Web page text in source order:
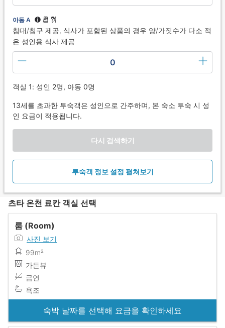
아동 A
침대/침구 제공, 식사가 포함된 상품의 경우 양/가짓수가 다소 적
은 성인용 식사 제공
0
객실 1: 성인 2명, 아동 0명
13세를 초과한 투숙객은 성인으로 간주하며, 본 숙소 투숙 시 성
인 요금이 적용됩니다.
다시 검색하기
투숙객 정보 설정 펼쳐보기
츠타 온천 료칸 객실 선택
룸 (Room)
사진 보기
99m²
가든뷰
금연
욕조
숙박 날짜를 선택해 요금을 확인하세요